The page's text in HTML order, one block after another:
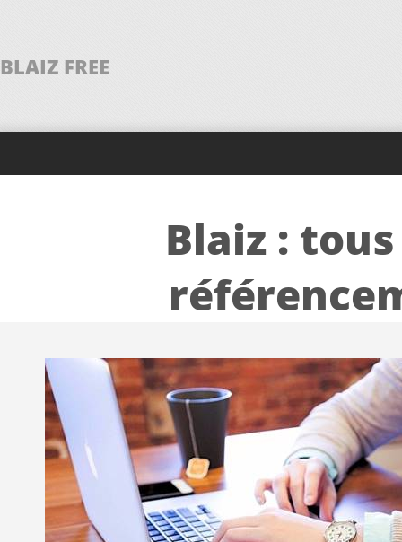
BLAIZ FREE
Blaiz :